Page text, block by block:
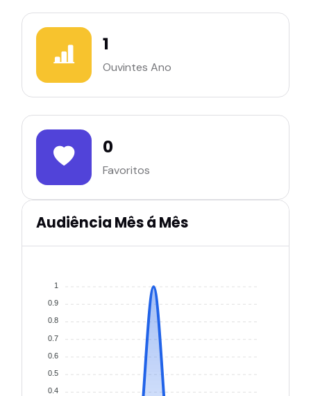
1
Ouvintes Ano
0
Favoritos
Audiência Mês á Mês
1
0.9
0.8
0.7
0.6
0.5
0.4